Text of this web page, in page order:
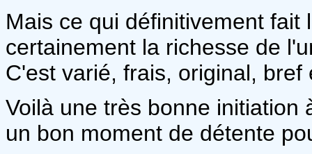
Mais ce qui définitivement
certainement la richesse de
C'est varié, frais, original, bref
Voilà une très bonne initiation
un bon moment de détente